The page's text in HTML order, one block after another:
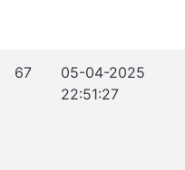
67
05-04-2025
22:51:27